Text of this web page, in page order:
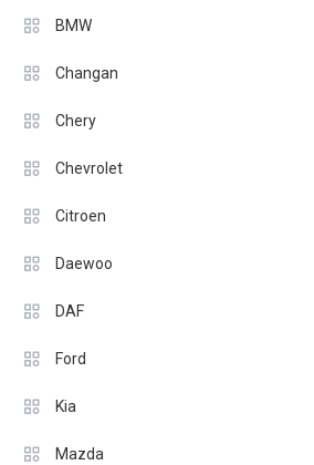
BMW
Changan
Chery
Chevrolet
Citroen
Daewoo
DAF
Ford
Kia
Mazda